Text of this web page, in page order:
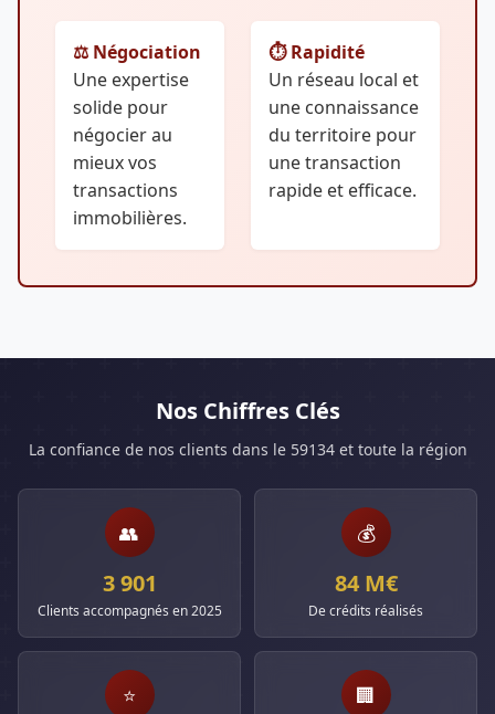
⚖️ Négociation
Une expertise
solide pour
négocier au
mieux vos
transactions
immobilières.
⏱️ Rapidité
Un réseau local et
une connaissance
du territoire pour
une transaction
rapide et efficace.
Nos Chiffres Clés
La confiance de nos clients dans le 59134 et toute la région
👥
3 901
Clients accompagnés en 2025
💰
84 M€
De crédits réalisés
⭐ 🏢